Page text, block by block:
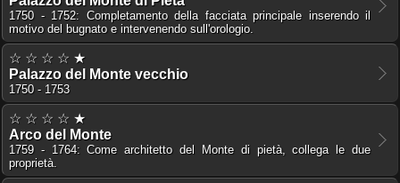
1750 - 1752: Completamento della facciata principale inserendo il
motivo del bugnato e intervenendo sull'orologio.
☆ ☆ ☆ ☆ ★
Palazzo del Monte vecchio
1750 - 1753
☆ ☆ ☆ ☆ ★
Arco del Monte
1759 - 1764: Come architetto del Monte di pietà, collega le due
proprietà.